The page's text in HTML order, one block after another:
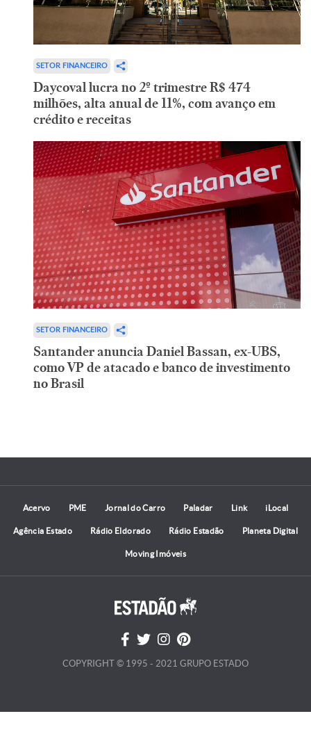
SETOR FINANCEIRO
Daycoval lucra no 2º trimestre R$ 474
milhões, alta anual de 11%, com avanço em
crédito e receitas
SETOR FINANCEIRO
Santander anuncia Daniel Bassan, ex-UBS,
como VP de atacado e banco de investimento
no Brasil
Acervo PME Jornal do Carro Paladar Link iLocal
Agência Estado Rádio Eldorado Rádio Estadão Planeta Digital
Moving Imóveis
COPYRIGHT © 1995 - 2021 GRUPO ESTADO